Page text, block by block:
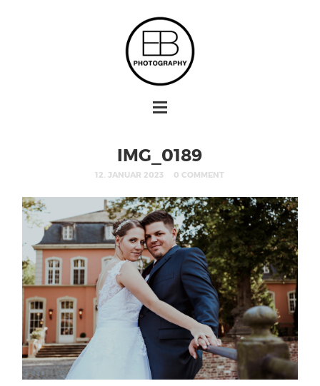
IMG_0189
12. JANUAR 2023 0 COMMENT